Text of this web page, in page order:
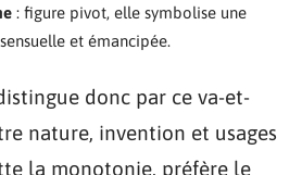
: figure pivot, elle symbolise une
et émancipée.
donc par ce va-et-
nature, invention et usages
la monotonie, préfère le